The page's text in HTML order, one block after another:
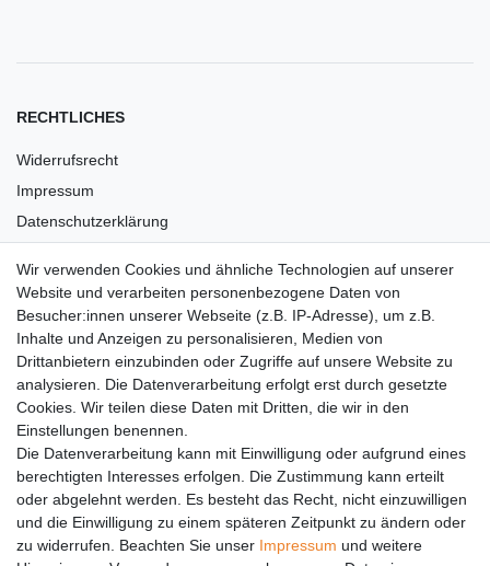
RECHTLICHES
Widerrufsrecht
Impressum
Datenschutzerklärung
Versandkosten
Barrierefreiheit
Anleitungen
Vertrag widerrufen
PARTNER
DHL
GLS
Wir verwenden Cookies und ähnliche Technologien auf unserer
Website und verarbeiten personenbezogene Daten von
Besucher:innen unserer Webseite (z.B. IP-Adresse), um z.B.
Inhalte und Anzeigen zu personalisieren, Medien von
Drittanbietern einzubinden oder Zugriffe auf unsere Website zu
analysieren. Die Datenverarbeitung erfolgt erst durch gesetzte
Cookies. Wir teilen diese Daten mit Dritten, die wir in den
Einstellungen benennen.
Die Datenverarbeitung kann mit Einwilligung oder aufgrund eines
berechtigten Interesses erfolgen. Die Zustimmung kann erteilt
oder abgelehnt werden. Es besteht das Recht, nicht einzuwilligen
und die Einwilligung zu einem späteren Zeitpunkt zu ändern oder
zu widerrufen. Beachten Sie unser Impressum und weitere